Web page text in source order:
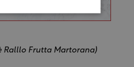
Ralllo Frutta Martorana)